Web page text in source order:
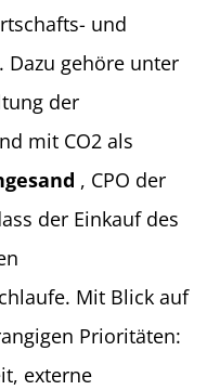
und
Dazu gehöre unter
der
mit CO2 als
, CPO der
der Einkauf des
Mit Blick auf
Prioritäten:
externe